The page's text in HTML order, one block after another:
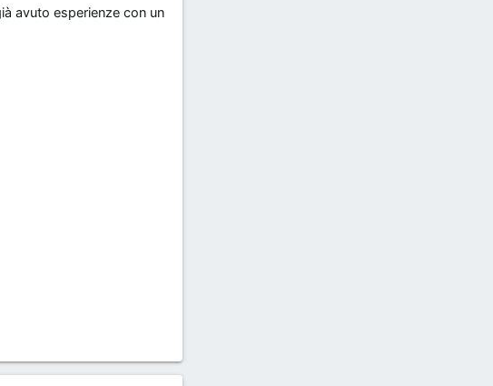
avuto esperienze con un